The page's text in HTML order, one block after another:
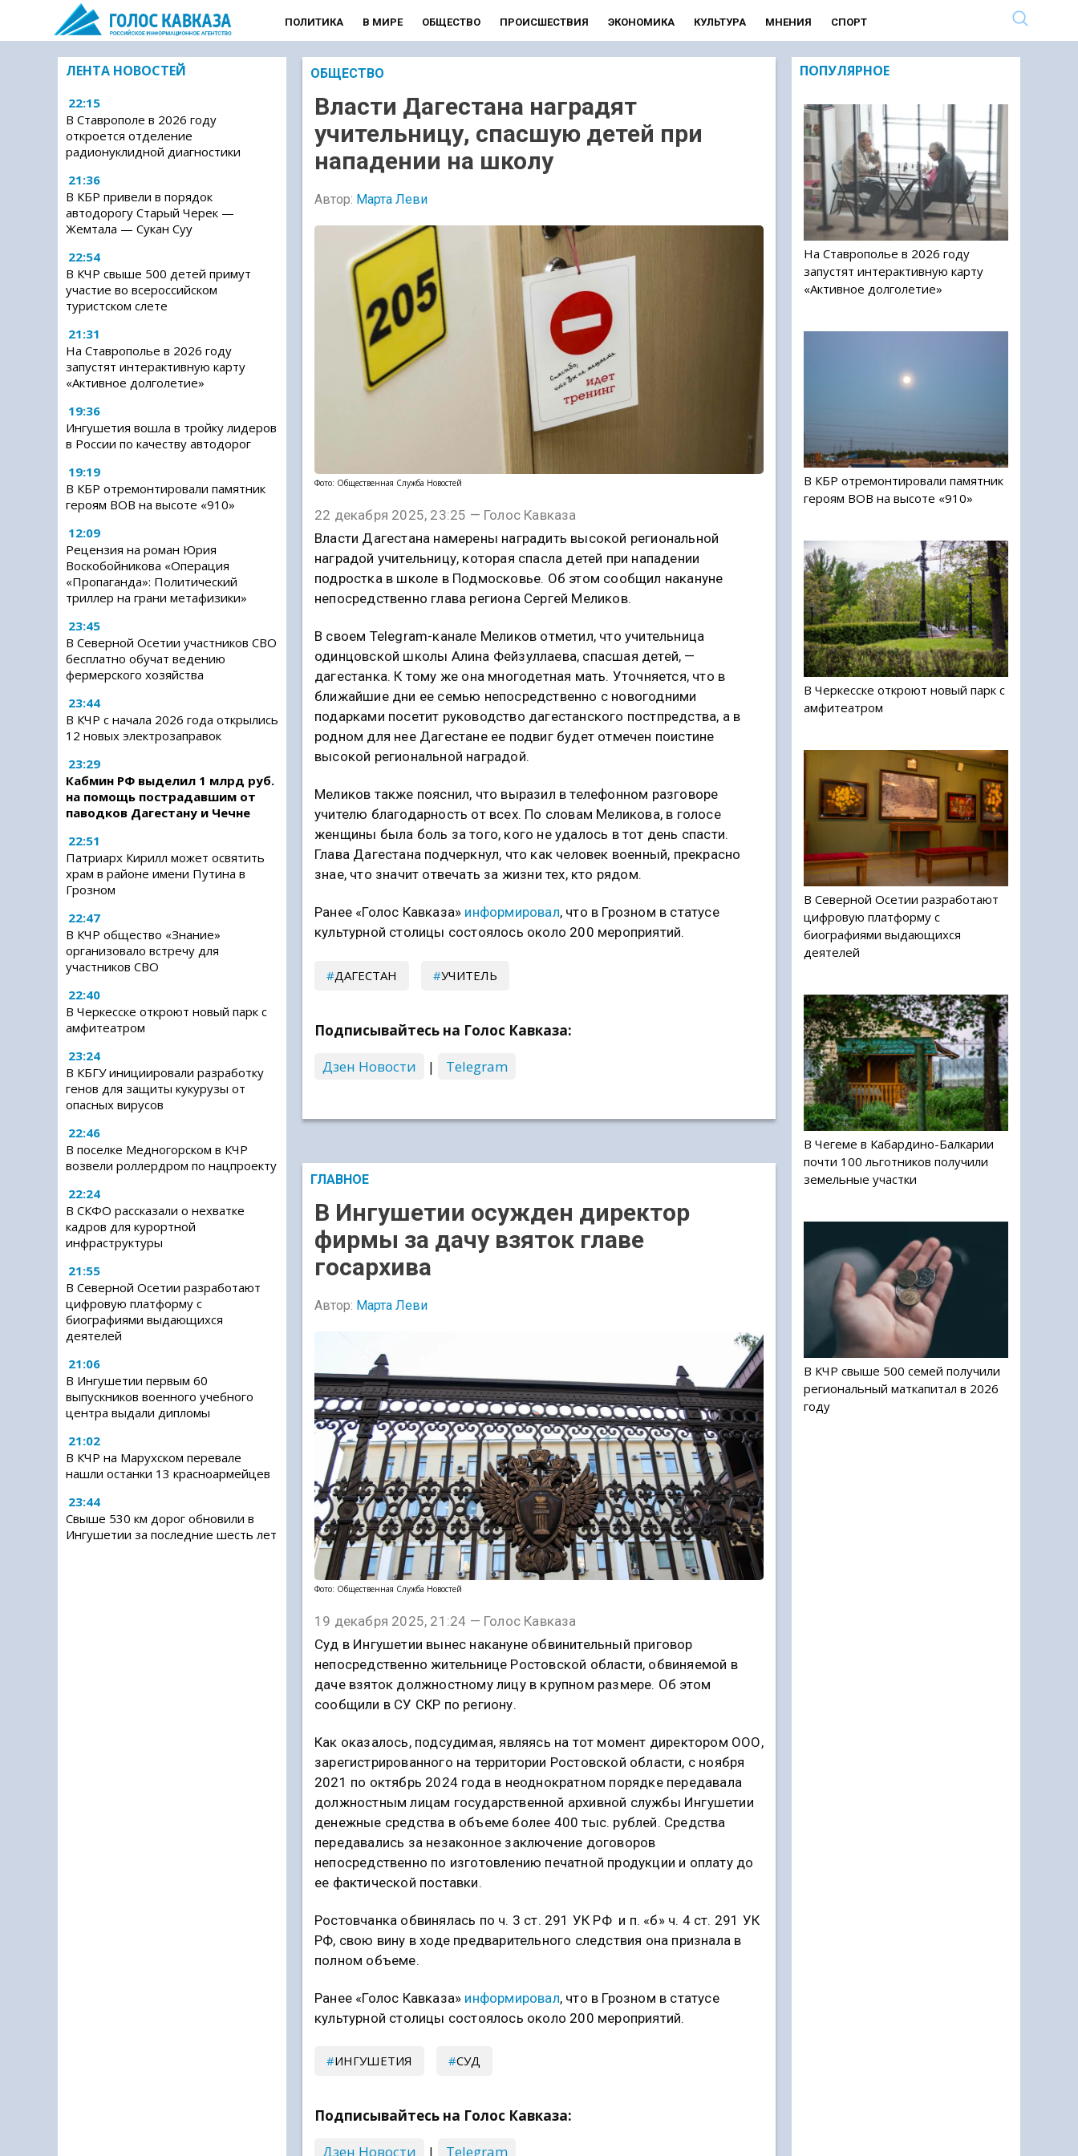
ПОЛИТИКА В МИРЕ ОБЩЕСТВО ПРОИСШЕСТВИЯ ЭКОНОМИКА КУЛЬТУРА МНЕНИЯ СПОРТ
ЛЕНТА НОВОСТЕЙ
22:15
В Ставрополе в 2026 году
откроется отделение
радионуклидной диагностики
21:36
В КБР привели в порядок
автодорогу Старый Черек —
Жемтала — Сукан Суу
22:54
В КЧР свыше 500 детей примут
участие во всероссийском
туристском слете
21:31
На Ставрополье в 2026 году
запустят интерактивную карту
«Активное долголетие»
19:36
Ингушетия вошла в тройку лидеров
в России по качеству автодорог
19:19
В КБР отремонтировали памятник
героям ВОВ на высоте «910»
12:09
Рецензия на роман Юрия
Воскобойникова «Операция
«Пропаганда»: Политический
триллер на грани метафизики»
23:45
В Северной Осетии участников СВО
бесплатно обучат ведению
фермерского хозяйства
23:44
В КЧР с начала 2026 года открылись
12 новых электрозаправок
23:29
Кабмин РФ выделил 1 млрд руб.
на помощь пострадавшим от
паводков Дагестану и Чечне
22:51
Патриарх Кирилл может освятить
храм в районе имени Путина в
Грозном
22:47
В КЧР общество «Знание»
организовало встречу для
участников СВО
22:40
В Черкесске откроют новый парк с
амфитеатром
23:24
В КБГУ инициировали разработку
генов для защиты кукурузы от
опасных вирусов
22:46
В поселке Медногорском в КЧР
возвели роллердром по нацпроекту
22:24
В СКФО рассказали о нехватке
кадров для курортной
инфраструктуры
21:55
В Северной Осетии разработают
цифровую платформу с
биографиями выдающихся
деятелей
21:06
В Ингушетии первым 60
выпускников военного учебного
центра выдали дипломы
21:02
В КЧР на Марухском перевале
нашли останки 13 красноармейцев
23:44
Свыше 530 км дорог обновили в
Ингушетии за последние шесть лет
ОБЩЕСТВО
Власти Дагестана наградят
учительницу, спасшую детей при
нападении на школу
Автор: Марта Леви
Фото: Общественная Служба Новостей
22 декабря 2025, 23:25 — Голос Кавказа
Власти Дагестана намерены наградить высокой региональной
наградой учительницу, которая спасла детей при нападении
подростка в школе в Подмосковье. Об этом сообщил накануне
непосредственно глава региона Сергей Меликов.
В своем Telegram-канале Меликов отметил, что учительница
одинцовской школы Алина Фейзуллаева, спасшая детей, —
дагестанка. К тому же она многодетная мать. Уточняется, что в
ближайшие дни ее семью непосредственно с новогодними
подарками посетит руководство дагестанского постпредства, а в
родном для нее Дагестане ее подвиг будет отмечен поистине
высокой региональной наградой.
Меликов также пояснил, что выразил в телефонном разговоре
учителю благодарность от всех. По словам Меликова, в голосе
женщины была боль за того, кого не удалось в тот день спасти.
Глава Дагестана подчеркнул, что как человек военный, прекрасно
знае, что значит отвечать за жизни тех, кто рядом.
Ранее «Голос Кавказа» информировал, что в Грозном в статусе
культурной столицы состоялось около 200 мероприятий.
ДАГЕСТАН УЧИТЕЛЬ
Подписывайтесь на Голос Кавказа:
Дзен Новости
| Telegram
ГЛАВНОЕ
В Ингушетии осужден директор
фирмы за дачу взяток главе
госархива
Автор: Марта Леви
Фото: Общественная Служба Новостей
19 декабря 2025, 21:24 — Голос Кавказа
Суд в Ингушетии вынес накануне обвинительный приговор
непосредственно жительнице Ростовской области, обвиняемой в
даче взяток должностному лицу в крупном размере. Об этом
сообщили в СУ СКР по региону.
Как оказалось, подсудимая, являясь на тот момент директором ООО,
зарегистрированного на территории Ростовской области, с ноября
2021 по октябрь 2024 года в неоднократном порядке передавала
должностным лицам государственной архивной службы Ингушетии
денежные средства в объеме более 400 тыс. рублей. Средства
передавались за незаконное заключение договоров
непосредственно по изготовлению печатной продукции и оплату до
ее фактической поставки.
Ростовчанка обвинялась по ч. 3 ст. 291 УК РФ и п. «б» ч. 4 ст. 291 УК
РФ, свою вину в ходе предварительного следствия она признала в
полном объеме.
Ранее «Голос Кавказа» информировал, что в Грозном в статусе
культурной столицы состоялось около 200 мероприятий.
ИНГУШЕТИЯ СУД
Подписывайтесь на Голос Кавказа:
Дзен Новости
| Telegram
ПОПУЛЯРНОЕ
На Ставрополье в 2026 году
запустят интерактивную карту
«Активное долголетие»
В КБР отремонтировали памятник
героям ВОВ на высоте «910»
В Черкесске откроют новый парк с
амфитеатром
В Северной Осетии разработают
цифровую платформу с
биографиями выдающихся
деятелей
В Чегеме в Кабардино-Балкарии
почти 100 льготников получили
земельные участки
В КЧР свыше 500 семей получили
региональный маткапитал в 2026
году